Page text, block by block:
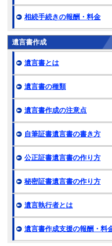
相続手続きの報酬・料金
遺言書作成
遺言書とは
遺言書の種類
遺言書作成の注意点
自筆証書遺言書の書き方
公正証書遺言書の作り方
秘密証書遺言書の作り方
遺言執行者とは
遺言書作成支援の報酬・料